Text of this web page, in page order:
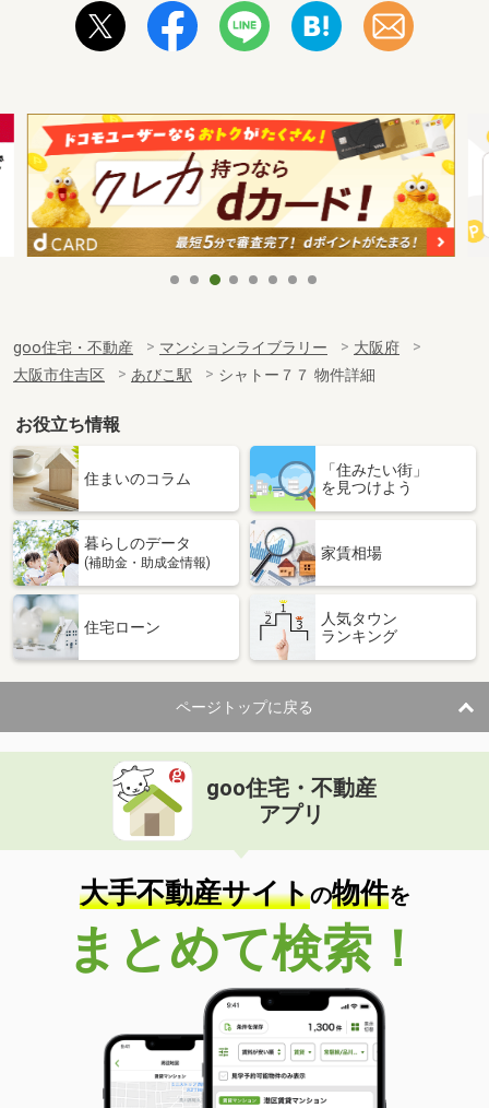
goo住宅・不動産 マンションライブラリー
大阪府
大阪市住吉区
あびこ駅 シャトー７７ 物件詳細
お役立ち情報
住まいのコラム
「住みたい街」
を見つけよう
暮らしのデータ
(補助金・助成金情報)
家賃相場
住宅ローン
人気タウン
ランキング
ページトップに戻る
goo住宅・不動産
アプリ
大手不動産サイトの物件を
まとめて検索！